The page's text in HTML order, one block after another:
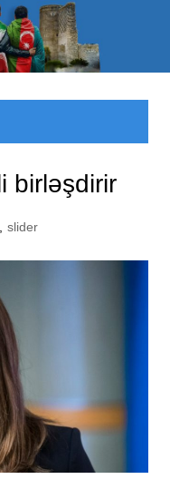
birləşdirir
slider